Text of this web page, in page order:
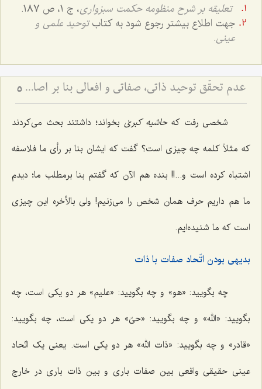
تعلیقه بر شرح منظومه حکمت سبزواری، ج 1، ص 187.
جهت اطلاع بیشتر رجوع شود به کتابتوحید علمی و
عینی.
عدم تحقّق توحید ذاتی، صفاتی و افعالی بنا بر اصالةالماهیّة 5
شخصی رفت کهحاشیه کبریٰ بخواند؛ داشتند بحث می‌کردند
که مثلاً کلمه چه چیزی است؟ گفت که ایشان بنا بر رأی ما فلاسفه
اشتباه کرده است و...!! بنده هم الآن که گفتم بنا برمطلب ما؛ دیدم
ما هم داریم حرف همان شخص را می‌زنیم! ولی بالأخره این چیزی
است که ما شنیده‌ایم.
بدیهی بودن اتّحاد صفات با ذات
چه بگویید: «هو» و چه بگویید: «علیم» هر دو یکی است، چه
بگویید: «الله» و چه بگویید: «حیّ» هر دو یکی است، چه بگویید:
«قادر» و چه بگویید: «ذات الله» هر دو یکی است. یعنی یک اتّحاد
عینی حقیقی واقعی بین صفات باری و بین ذات باری در خارج